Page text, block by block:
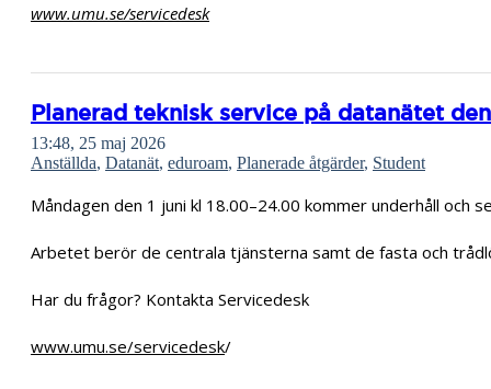
www.umu.se/servicedesk
Planerad teknisk service på datanätet
13:48, 25 maj 2026
Anställda, Datanät, eduroam, Planerade åtgärder, Student
Måndagen den 1 juni kl 18.00–24.00 kommer underhåll
Arbetet berör de centrala tjänsterna samt de fasta och
Har du frågor? Kontakta Servicedesk
www.umu.se/servicedesk/